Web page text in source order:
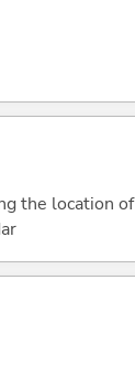
the location of